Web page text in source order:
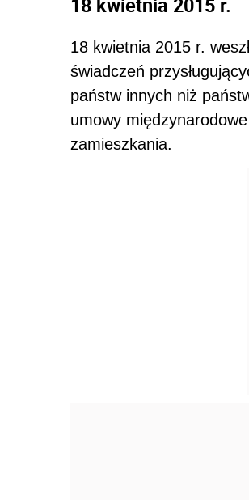
18 kwietnia 2015 r.
świadczeń
państw innych niż
umowy
zamieszkania.